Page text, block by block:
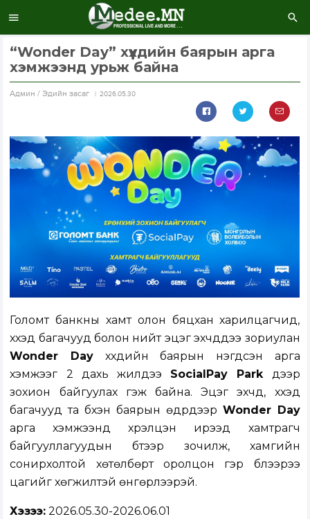
“Wonder Day” хүүхдийн баярын арга
хэмжээнд урьж байна
Aдмин / Эдийн засаг 2026.05.30
Голомт банкны хамт олон бяцхан харилцагчид,
хүүхэд багачууд болон нийт эцэг эхчүүддээ зориулан
Wonder Day хүүхдийн баярын нэгдсэн арга
хэмжээг 2 дахь жилдээ SocialPay Parkдээр
зохион байгуулах гэж байна. Эцэг эхчүүд, хүүхэд
багачууд та бүхэн баярын өдрүүдээр Wonder Day
арга хэмжээнд хүрэлцэн ирээд хамтрагч
байгууллагуудын бүүтээр зочилж, хамгийн
сонирхолтой хөтөлбөрт оролцон гэр бүлээрээ
цагийг хөгжилтэй өнгөрүүлээрэй.
Хэзээ: 2026.05.30-2026.06.01